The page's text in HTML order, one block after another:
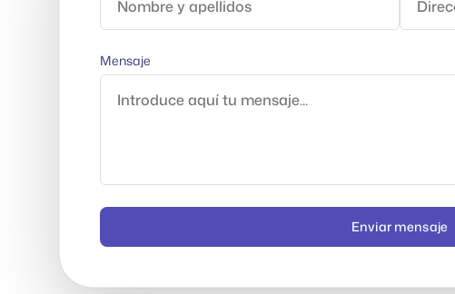
Mensaje
Enviar mensaje